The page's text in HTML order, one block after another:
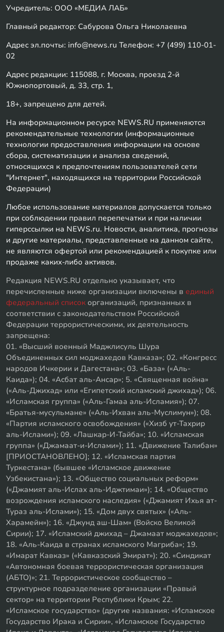
Учредитель: ООО «МЕДИА ЛАБ»
Главный редактор: Сабурова Ольга Николаевна
Адрес эл.почты: info@news.ru Телефон: +7 (499) 110-01-
02
Адрес редакции: 115088, г. Москва, проезд 2-й
Южнопортовый, д. 33, стр. 1,
18+, запрещено для детей.
На информационном ресурсе NEWS.RU применяются
рекомендательные технологии (информационные
технологии предоставления информации на основе
сбора, систематизации и анализа сведений,
относящихся к предпочтениям пользователей сети
"Интернет", находящихся на территории Российской
Федерации)
Любое использование материалов допускается только
при соблюдении правил перепечатки и при наличии
гиперссылки на NEWS.ru. Новости, аналитика, прогнозы
и другие материалы, представленные на данном сайте,
не являются офертой или рекомендацией к покупке или
продаже каких-либо активов.
Редакция NEWS.RU отдельно указывает, что
перечисленные ниже организации включены в единый
федеральный список организаций, признанных в
соответствии с законодательством Российской
Федерации террористическими, их деятельность
запрещена:
01. «Высший военный Маджлисуль Шура
Объединенных сил моджахедов Кавказа»; 02. «Конгресс
народов Ичкерии и Дагестана»; 03. «База» («Аль-
Каида»); 04. «Асбат аль-Ансар»; 5. «Священная война»
(«Аль-Джихад» или «Египетский исламский джихад»); 06.
«Исламская группа» («Аль-Гамаа аль-Исламия»); 07.
«Братья-мусульмане» («Аль-Ихван аль-Муслимун»); 08.
«Партия исламского освобождения» («Хизб ут-Тахрир
аль-Ислами»); 09. «Лашкар-И-Тайба»; 10. «Исламская
группа» («Джамаат-и-Ислами»); 11. «Движение Талибан»
[ПРИОСТАНОВЛЕНО]; 12. «Исламская партия
Туркестана» (бывшее «Исламское движение
Узбекистана»); 13. «Общество социальных реформ»
(«Джамият аль-Ислах аль-Иджтимаи»); 14. «Общество
возрождения исламского наследия» («Джамият Ихья ат-
Тураз аль-Ислами»); 15. «Дом двух святых» («Аль-
Харамейн»); 16. «Джунд аш-Шам» (Войско Великой
Сирии); 17. «Исламский джихад – Джамаат моджахедов»;
18. «Аль-Каида в странах исламского Магриба»; 19.
«Имарат Кавказ» («Кавказский Эмират»); 20. «Синдикат
«Автономная боевая террористическая организация
(АБТО)»; 21. Террористическое сообщество –
структурное подразделение организации «Правый
сектор» на территории Республики Крым; 22.
«Исламское государство» (другие названия: «Исламское
Государство Ирака и Сирии», «Исламское Государство